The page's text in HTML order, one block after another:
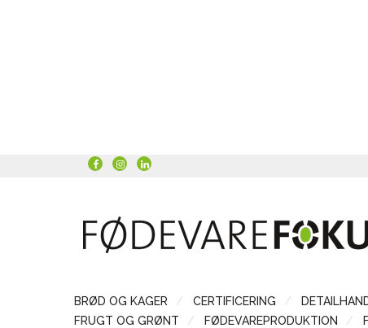
BRØD OG KAGER CERTIFICERING
FRUGT OG GRØNT
FØDEVAREPRODUKTION